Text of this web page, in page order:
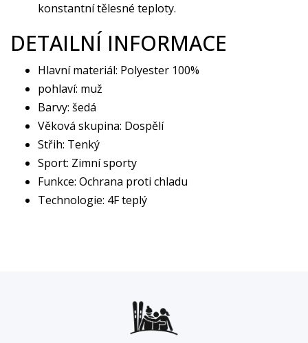
konstantní tělesné teploty.
DETAILNÍ INFORMACE
Hlavní materiál: Polyester 100%
pohlaví: muž
Barvy: šedá
Věková skupina: Dospělí
Střih: Tenký
Sport: Zimní sporty
Funkce: Ochrana proti chladu
Technologie: 4F teplý